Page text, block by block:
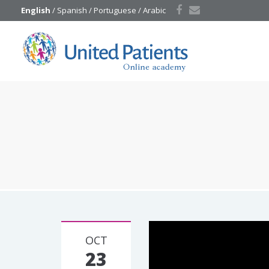
English / Spanish / Portuguese / Arabic
OCT
23